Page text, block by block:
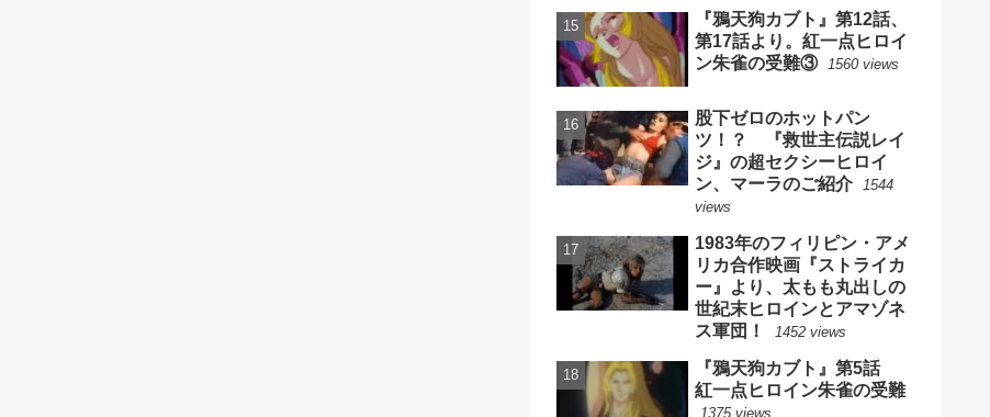
『鴉天狗カブト』第12話、
第17話より。紅一点ヒロイ
ン朱雀の受難③
1560 views
股下ゼロのホットパン
ツ！？ 『救世主伝説レイ
ジ』の超セクシーヒロイ
ン、マーラのご紹介
1544
views
1983年のフィリピン・アメ
リカ合作映画『ストライカ
ー』より、太もも丸出しの
世紀末ヒロインとアマゾネ
ス軍団！
1452 views
『鴉天狗カブト』第5話
紅一点ヒロイン朱雀の受難
1375 views